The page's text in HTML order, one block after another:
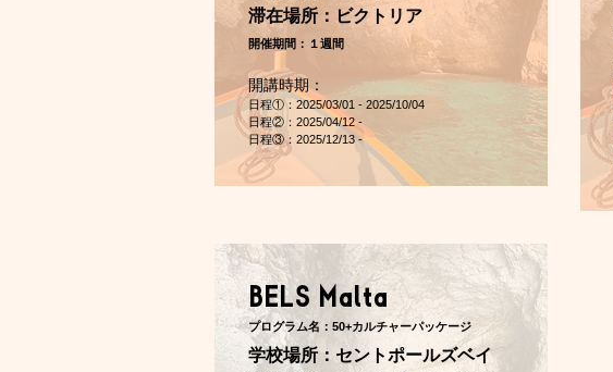
​滞在場所：ビクトリア
開催期間：１週間
開講時期：
日程①：2025/03/01 - 2025/10/04
日程②：2025/04/12 -
日程③：2025/12/13 -
BELS Malta
プログラム名：50+カルチャーパッケージ
学校場所：セントポールズベイ